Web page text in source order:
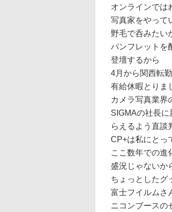
オンラインでは
写真家をやって
野毛で呑みたい
パンフレットを
登壇するから
4月から関西転
有給休暇とりま
カメラ写真業界
SIGMAの社長
らえるよう直談
CP+は私にとっ
ここ数年での進
盛況じゃないか
ちょっとしたグ
富士フイルムさ
ニコンブースの